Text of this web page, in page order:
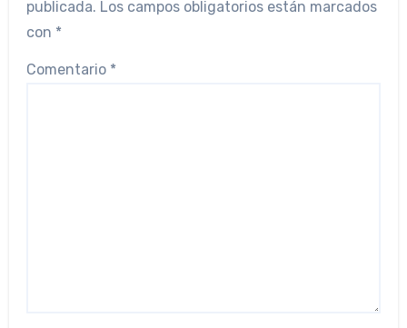
publicada. Los campos obligatorios están marcados
con *
Comentario *